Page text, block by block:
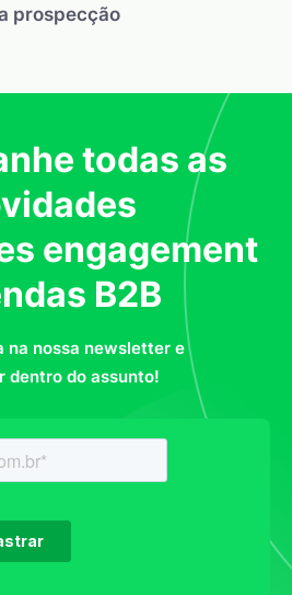
prospecção
todas as
engagement
B2B
na nossa newsletter e
dentro do assunto!